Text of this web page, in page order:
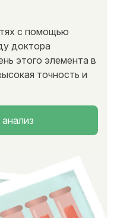
с помощью
доктора
этого элемента в
точность и